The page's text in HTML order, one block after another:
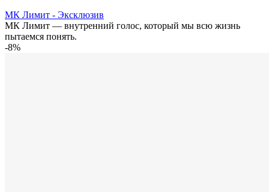
МК Лимит - Эксклюзив
МК Лимит — внутренний голос, который мы всю жизнь
пытаемся понять.
-8%